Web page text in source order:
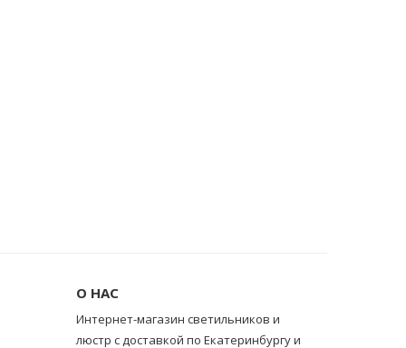
О НАС
Интернет-магазин светильников и
люстр с доставкой по Екатеринбургу и